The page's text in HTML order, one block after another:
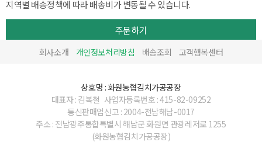
지역별 배송정책에 따라 배송비가 변동될 수 있습니다.
주문하기
회사소개 개인정보처리방침 배송조회 고객행복센터
상호명 : 화원농협김치가공공장
대표자 : 김복철 사업자등록번호 : 415-82-09252
통신판매업신고 : 2004-전남해남-0017
주소 : 전남광주통합특별시 해남군 화원면 관광레저로 1255
(화원농협김치가공공장)